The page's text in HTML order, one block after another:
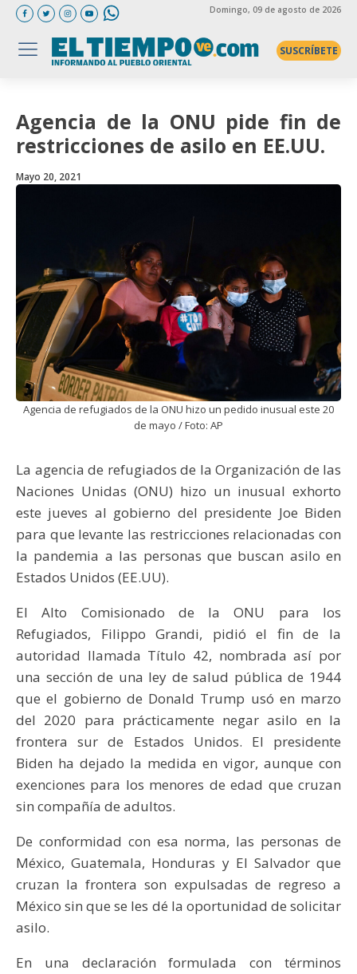
Domingo, 09 de agosto de 2026
SUSCRÍBETE
Agencia de la ONU pide fin de
restricciones de asilo en EE.UU.
Mayo 20, 2021
Agencia de refugiados de la ONU hizo un pedido inusual este 20
de mayo / Foto: AP
La agencia de refugiados de la Organización de las
Naciones Unidas (ONU) hizo un inusual exhorto
este jueves al gobierno del presidente Joe Biden
para que levante las restricciones relacionadas con
la pandemia a las personas que buscan asilo en
Estados Unidos (EE.UU).
El Alto Comisionado de la ONU para los
Refugiados, Filippo Grandi, pidió el fin de la
autoridad llamada Título 42, nombrada así por
una sección de una ley de salud pública de 1944
que el gobierno de Donald Trump usó en marzo
del 2020 para prácticamente negar asilo en la
frontera sur de Estados Unidos. El presidente
Biden ha dejado la medida en vigor, aunque con
exenciones para los menores de edad que cruzan
sin compañía de adultos.
De conformidad con esa norma, las personas de
México, Guatemala, Honduras y El Salvador que
cruzan la frontera son expulsadas de regreso a
México sin que se les dé la oportunidad de solicitar
asilo.
En una declaración formulada con términos